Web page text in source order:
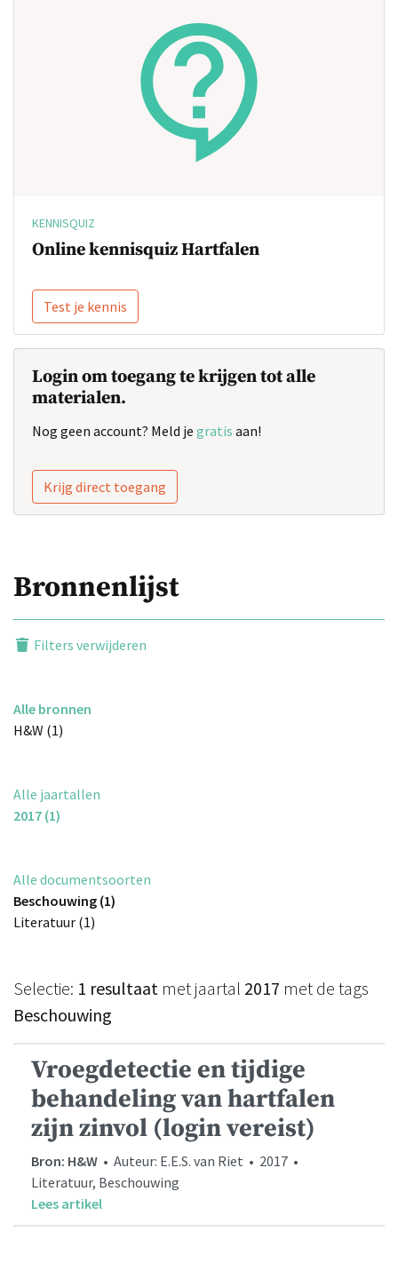
KENNISQUIZ
Online kennisquiz Hartfalen
Test je kennis
Login om toegang te krijgen tot alle
materialen.
Nog geen account? Meld je gratis aan!
Krijg direct toegang
Bronnenlijst
Filters verwijderen
Alle bronnen
H&W (1)
Alle jaartallen
2017 (1)
Alle documentsoorten
Beschouwing (1)
Literatuur (1)
Selectie: 1 resultaat met jaartal 2017 met de tags
Beschouwing
Vroegdetectie en tijdige
behandeling van hartfalen
zijn zinvol (login vereist)
Bron: H&W • Auteur: E.E.S. van Riet • 2017 •
Literatuur, Beschouwing
Lees artikel